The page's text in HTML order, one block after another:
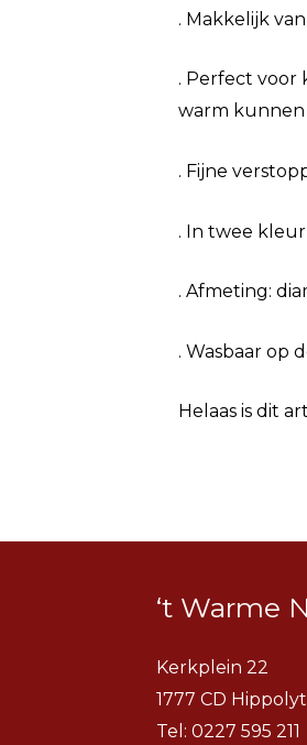
. Makkelijk
. Perfect voor
warm
. Fijne
. In twee
. Afmeting:
. Wasbaar op
Helaas is dit
‘t Warme
Kerkplein 22
1777 CD
Tel: 0227 595 211